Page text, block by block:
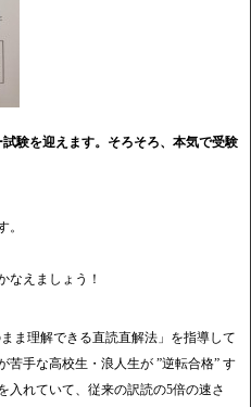
験を迎えます。そろそろ、本気で受験
。
なえましょう！
ま理解できる直読直解法」を指導して
苦手な高校生・浪人生が ”逆転合格” す
入れていて、従来の訳読の5倍の速さ